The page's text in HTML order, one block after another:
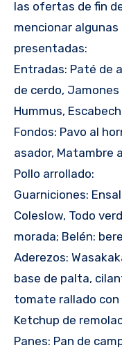
las ofertas de fin
mencionar
presentadas:
Entradas: Paté de
de cerdo,
Hummus,
Fondos: Pavo al
asador, Matambre
Pollo arrollado:
Guarniciones:
Coleslow, Todo
morada; Belén:
Aderezos:
base de palta,
tomate rallado
Ketchup de
Panes: Pan de